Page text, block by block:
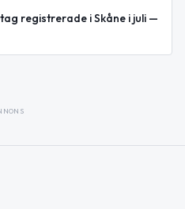
registrerade i Skåne i juli —